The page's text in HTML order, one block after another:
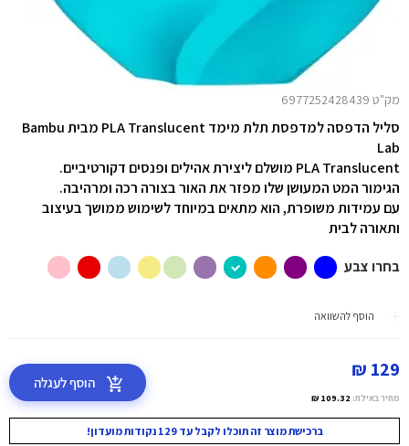
מק"ט 6977252428439
סליל הדפסה למדפסת תלת מימד PLA Translucent
מבית Bambu
Lab
PLA Translucent מושלם ליצירת אהילים ופנסים דקורטיביים.
הגימור המט המעושן שלו מפזר את האור בצורה רכה ומרהיבה.
עם עמידות משופרת, הוא מתאים במיוחד לשימוש ממושך בעיצוב
ותאורה לבית
בחרו צבע
הוסף להשוואה
129 ₪
מחיר באילת: 109.32 ₪
הוסף לעגלה
ברכישת מוצר זה תוכלו לקבל עד 129 נקודות מועדון!